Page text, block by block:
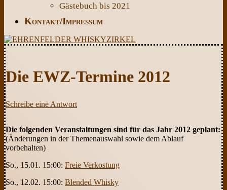
Gästebuch bis 2021
Kontakt/Impressum
Die EWZ-Termine 2012
Schreibe eine Antwort
Die folgenden Veranstaltungen sind für das Jahr 2012 geplant:
(Änderungen in der Themenauswahl sowie dem Ablauf
vorbehalten)
So., 15.01. 15:00: Freie Verkostung
So., 12.02. 15:00: Blended Whisky